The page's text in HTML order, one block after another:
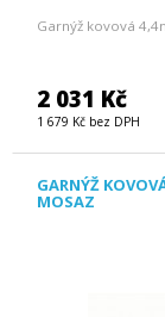
Garnýž kovová
2 031 Kč
1 679 Kč bez DPH
GARNÝŽ
MOSAZ